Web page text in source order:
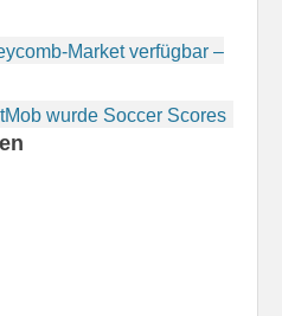
Market verfügbar –
wurde Soccer Scores